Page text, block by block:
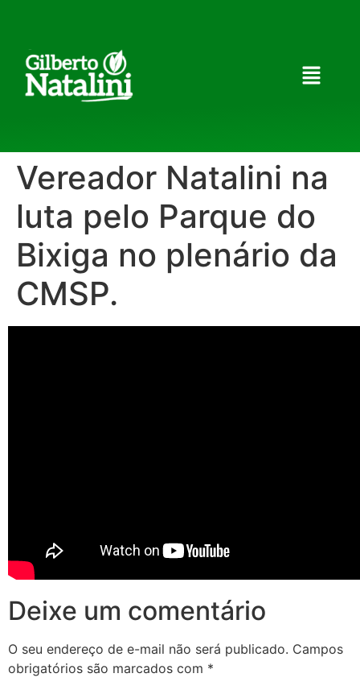
Vereador Natalini na
luta pelo Parque do
Bixiga no plenário da
CMSP.
Deixe um comentário
O seu endereço de e-mail não será publicado. Campos
obrigatórios são marcados com *